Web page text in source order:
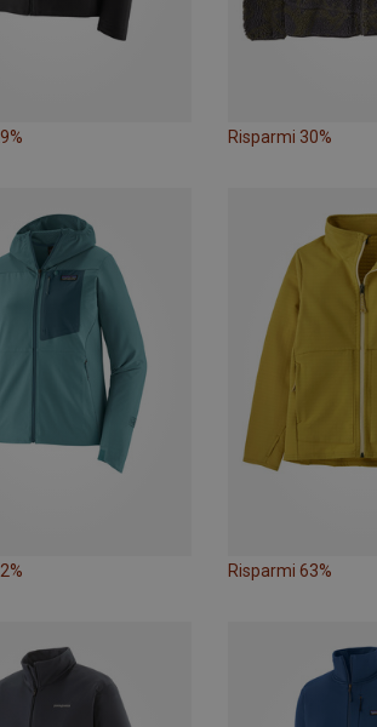
Risparmi 30%
Risparmi 63%